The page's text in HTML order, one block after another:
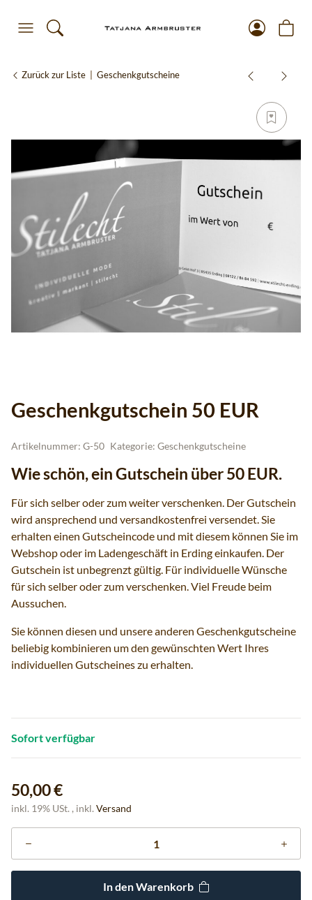
Zurück zur Liste Geschenkgutscheine
Geschenkgutschein 50 EUR
Artikelnummer: G-50 Kategorie: Geschenkgutscheine
Wie schön, ein Gutschein über 50 EUR.
Für sich selber oder zum weiter verschenken. Der Gutschein
wird ansprechend und versandkostenfrei versendet. Sie
erhalten einen Gutscheincode und mit diesem können Sie im
Webshop oder im Ladengeschäft in Erding einkaufen. Der
Gutschein ist unbegrenzt gültig. Für individuelle Wünsche
für sich selber oder zum verschenken. Viel Freude beim
Aussuchen.
Sie können diesen und unsere anderen Geschenkgutscheine
beliebig kombinieren um den gewünschten Wert Ihres
individuellen Gutscheines zu erhalten.
Sofort verfügbar
50,00 €
inkl. 19% USt. , inkl. Versand
In den Warenkorb